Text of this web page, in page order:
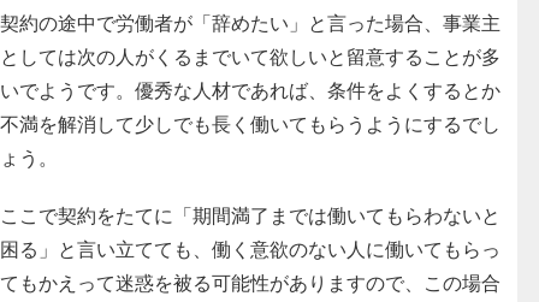
契約の途中で労働者が「辞めたい」と言った場合、事業主
としては次の人がくるまでいて欲しいと留意することが多
いでようです。優秀な人材であれば、条件をよくするとか
不満を解消して少しでも長く働いてもらうようにするでし
ょう。
ここで契約をたてに「期間満了までは働いてもらわないと
困る」と言い立てても、働く意欲のない人に働いてもらっ
てもかえって迷惑を被る可能性がありますので、この場合